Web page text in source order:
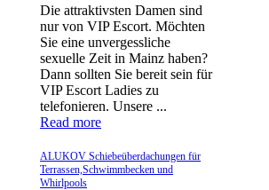
Die attraktivsten Damen sind
nur von VIP Escort. Möchten
Sie eine unvergessliche
sexuelle Zeit in Mainz haben?
Dann sollten Sie bereit sein für
VIP Escort Ladies zu
telefonieren. Unsere ...
Read more
ALUKOV Schiebeüberdachungen für
Terrassen,Schwimmbecken und
Whirlpools